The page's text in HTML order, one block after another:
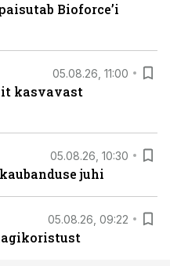
Bioforce’i
05.08.26, 11:00
kasvavast
05.08.26, 10:30
juhi
05.08.26, 09:22